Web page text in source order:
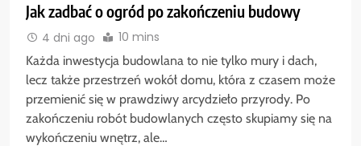
Jak zadbać o ogród po zakończeniu budowy
4 dni ago 10 mins
Każda inwestycja budowlana to nie tylko mury i dach,
lecz także przestrzeń wokół domu, która z czasem może
przemienić się w prawdziwy arcydzieło przyrody. Po
zakończeniu robót budowlanych często skupiamy się na
wykończeniu wnętrz, ale…